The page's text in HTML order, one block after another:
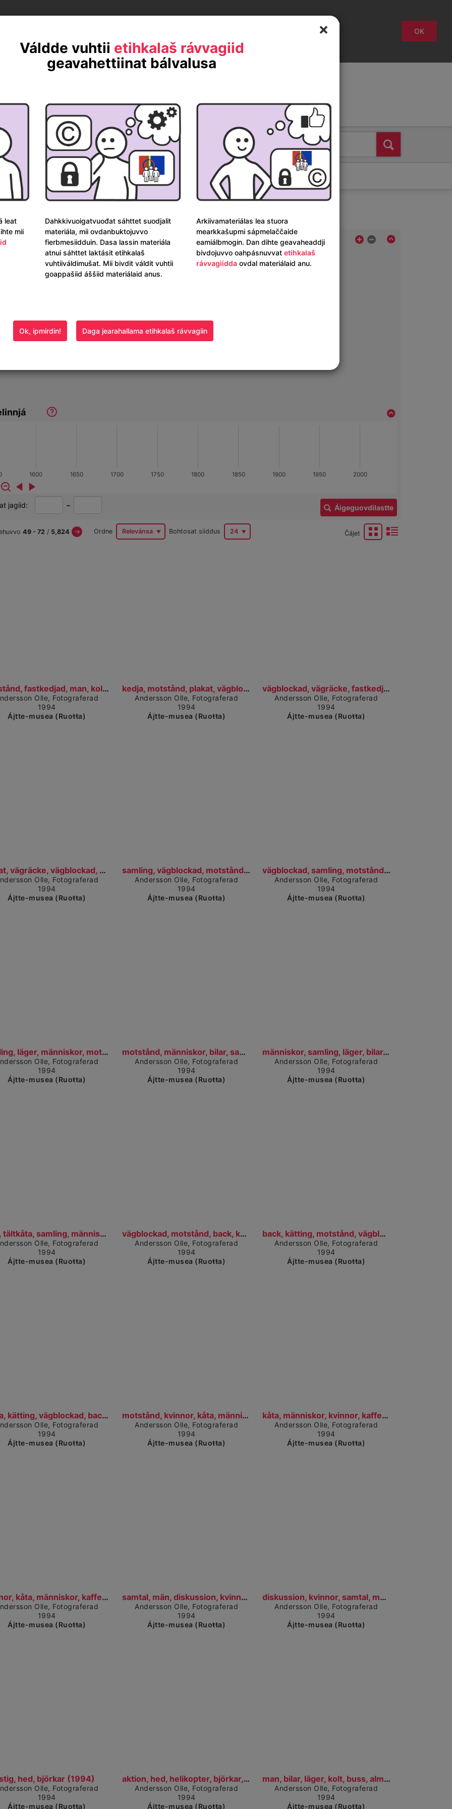
OK
1600 1650 1700 1750 1800 1850 1900 1950 2000
jagiid:
jagis
–
jahkái
Áigeguovdilastte
Čájet
Ordne Relevánsa Bohtosat siiddus 24
49 - 72 / 5,824 Next
Page
motstånd, fastkedjad, man, kolt, vägblockad, laejh...
Čájet dárkkes dieđuid
Olle, Fotograferad
1994
Ájtte-musea (Ruoŧŧa)
kedja, motstånd, plakat, vägblockad, fastkedjad, a...
Čájet dárkkes dieđuid
Andersson Olle, Fotograferad
1994
Ájtte-musea (Ruoŧŧa)
vägblockad, vägräcke, fastkedjad, plakat, motstånd...
Čájet dárkkes dieđuid
Andersson Olle, Fotograferad
1994
Ájtte-musea (Ruoŧŧa)
plakat, vägräcke, vägblockad, motstånd, fastkedjad...
Čájet dárkkes dieđuid
Olle, Fotograferad
1994
Ájtte-musea (Ruoŧŧa)
samling, vägblockad, motstånd, plakat, fastkedjad,...
Čájet dárkkes dieđuid
Andersson Olle, Fotograferad
1994
Ájtte-musea (Ruoŧŧa)
vägblockad, samling, motstånd, fastkedjad, plakat,...
Čájet dárkkes dieđuid
Andersson Olle, Fotograferad
1994
Ájtte-musea (Ruoŧŧa)
samling, läger, människor, motstånd, bilar, almetj...
Čájet dárkkes dieđuid
Olle, Fotograferad
1994
Ájtte-musea (Ruoŧŧa)
motstånd, människor, bilar, samling, läger, almetj...
Čájet dárkkes dieđuid
Andersson Olle, Fotograferad
1994
Ájtte-musea (Ruoŧŧa)
människor, samling, läger, bilar, tältkåta, almetj...
Čájet dárkkes dieđuid
Andersson Olle, Fotograferad
1994
Ájtte-musea (Ruoŧŧa)
bilar, tältkåta, samling, människor, läger, laejht...
Čájet dárkkes dieđuid
Olle, Fotograferad
1994
Ájtte-musea (Ruoŧŧa)
vägblockad, motstånd, back, kätting, kedja, laejht...
Čájet dárkkes dieđuid
Andersson Olle, Fotograferad
1994
Ájtte-musea (Ruoŧŧa)
back, kätting, motstånd, vägblockad, kedja, almetj...
Čájet dárkkes dieđuid
Andersson Olle, Fotograferad
1994
Ájtte-musea (Ruoŧŧa)
kedja, kätting, vägblockad, back, motstånd, laejht...
Čájet dárkkes dieđuid
Olle, Fotograferad
1994
Ájtte-musea (Ruoŧŧa)
motstånd, kvinnor, kåta, människor, kaffekokning,...
Čájet dárkkes dieđuid
Andersson Olle, Fotograferad
1994
Ájtte-musea (Ruoŧŧa)
kåta, människor, kvinnor, kaffekokning, motstånd,...
Čájet dárkkes dieđuid
Andersson Olle, Fotograferad
1994
Ájtte-musea (Ruoŧŧa)
kvinnor, kåta, människor, kaffekokning, motstånd,...
Čájet dárkkes dieđuid
Olle, Fotograferad
1994
Ájtte-musea (Ruoŧŧa)
samtal, män, diskussion, kvinnor, människor, almet...
Čájet dárkkes dieđuid
Andersson Olle, Fotograferad
1994
Ájtte-musea (Ruoŧŧa)
diskussion, kvinnor, samtal, människor, män, almet...
Čájet dárkkes dieđuid
Andersson Olle, Fotograferad
1994
Ájtte-musea (Ruoŧŧa)
hed, björkar (1994)
dieđuid
Olle, Fotograferad
1994
Ájtte-musea (Ruoŧŧa)
aktion, hed, helikopter, björkar, stig, almetjh (s...
Čájet dárkkes dieđuid
Andersson Olle, Fotograferad
1994
Ájtte-musea (Ruoŧŧa)
man, bilar, läger, kolt, buss, almetjh (saS), vuas...
Čájet dárkkes dieđuid
Andersson Olle, Fotograferad
1994
Ájtte-musea (Ruoŧŧa)
Váldde vuhtii etihkalaš rávvagiid
geavahettiinat bálvalusa
leat
mii
Dahkkivuoigatvuođat sáhttet suodjalit
materiála, mii ovdanbuktojuvvo
fierbmesiidduin. Dasa lassin materiála
atnui sáhttet laktásit etihkalaš
vuhtiiváldimušat. Mii bivdit váldit vuhtii
goappašiid áššiid materiálaid anus.
Arkiivamateriálas lea stuora
mearkkašupmi sápmelaččaide
eamiálbmogin. Dan dihte geavaheaddji
bivdojuvvo oahpásnuvvat etihkalaš
rávvagiiddaovdal materiálaid anu.
gidde
Ok, ipmirdin! Daga jearahallama etihkalaš rávvagiin